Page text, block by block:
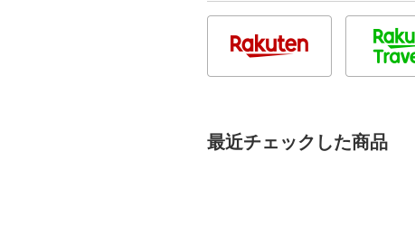
最近チェックした商品